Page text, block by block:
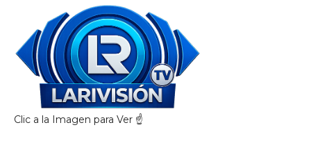
Clic a la Imagen para Ver ☝️